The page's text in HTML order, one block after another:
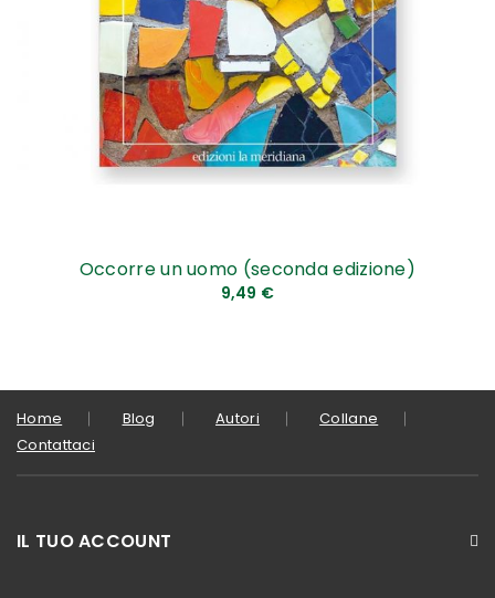
Occorre un uomo (seconda edizione)
9,49 €
Home Blog Autori
Collane
Contattaci
IL TUO ACCOUNT